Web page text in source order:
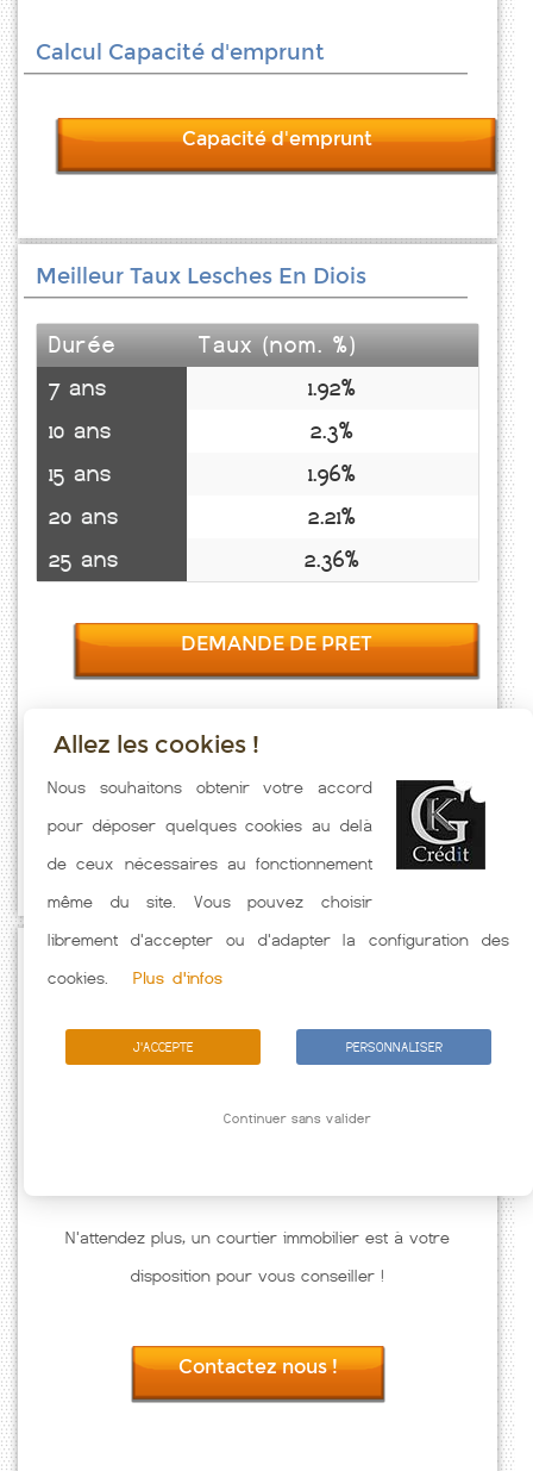
Calcul Capacité d'emprunt
Capacité d'emprunt
Meilleur Taux Lesches En Diois
Durée
Taux (nom. %)
7 ans
1.92%
10 ans
2.3%
15 ans
1.96%
20 ans
2.21%
25 ans
2.36%
DEMANDE DE PRET
Taux emprunt actualisés (Lesches En Diois) toutes les semaines. Taux
Immobilier pratiqués par nos partenaires bancaires. Meilleur Taux
hors assurance. Taux crédit immobilier indicatif fonction des
caractéristiques de l'emprunteur.
N'attendez plus, un courtier immobilier est à votre
disposition pour vous conseiller !
Contactez nous !
Allez les cookies !
Nous souhaitons obtenir votre accord
pour déposer quelques cookies au delà
de ceux nécessaires au fonctionnement
même du site. Vous pouvez choisir
librement d'accepter ou d'adapter la configuration des
cookies.
Plus d'infos
J'ACCEPTE PERSONNALISER
Continuer sans valider